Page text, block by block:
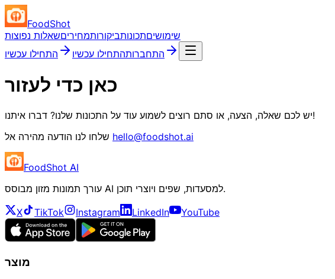
FoodShot
שימושיםתכונותביקורותמחיריםשאלות נפוצות
התחברותהתחילו עכשיו התחילו עכשיו
כאן כדי לעזור
יש לכם שאלה, הצעה, או סתם רוצים לשמוע עוד על התכונות שלנו? דברו איתנו!
hello@foodshot.ai
FoodShot AI
עורך תמונות מזון מבוסס AI למסעדות, שפים ויוצרי תוכן.
X
TikTok Instagram LinkedIn YouTube
מוצר